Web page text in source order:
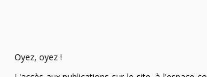
Oyez, oyez !